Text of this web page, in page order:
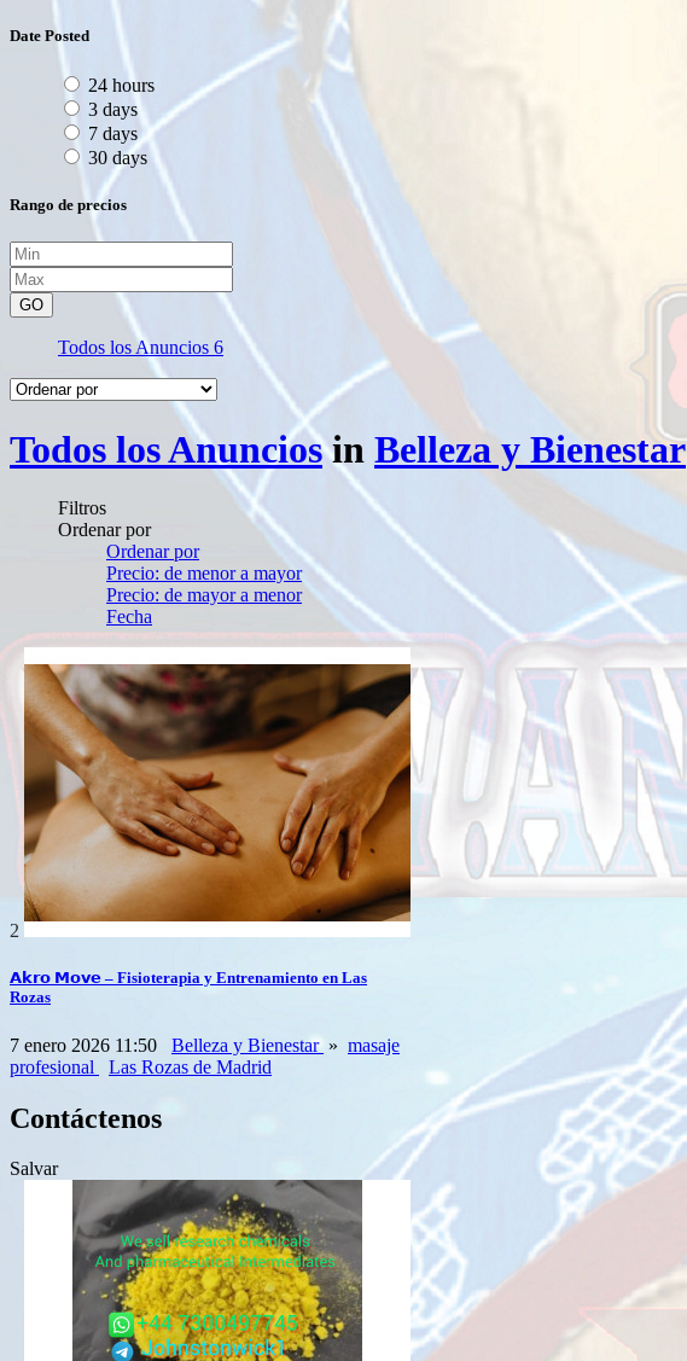
Date Posted
24 hours
3 days
7 days
30 days
Rango de precios
GO
Todos los Anuncios 6
Todos los Anunciosin Belleza y Bienestar
Filtros
Ordenar por
Ordenar por
Precio: de menor a mayor
Precio: de mayor a menor
Fecha
2
𝗔𝗸𝗿𝗼 𝗠𝗼𝘃𝗲 – Fisioterapia y Entrenamiento en Las
Rozas⁣
7 enero 2026 11:50 Belleza y Bienestar » masaje
profesional
Las Rozas de Madrid
Contáctenos
Salvar